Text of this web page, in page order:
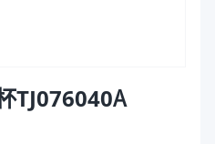
TJ076040A